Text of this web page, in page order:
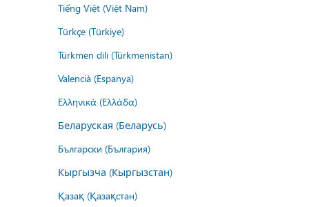
Tiếng Việt (Việt Nam)
Türkçe (Türkiye)
Türkmen dili (Türkmenistan)
Valencià (Espanya)
Ελληνικά (Ελλάδα)
Беларуская (Беларусь)
Български (България)
Кыргызча (Кыргызстан)
Қазақ (Қазақстан)